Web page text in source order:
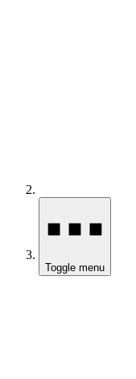
Toggle menu